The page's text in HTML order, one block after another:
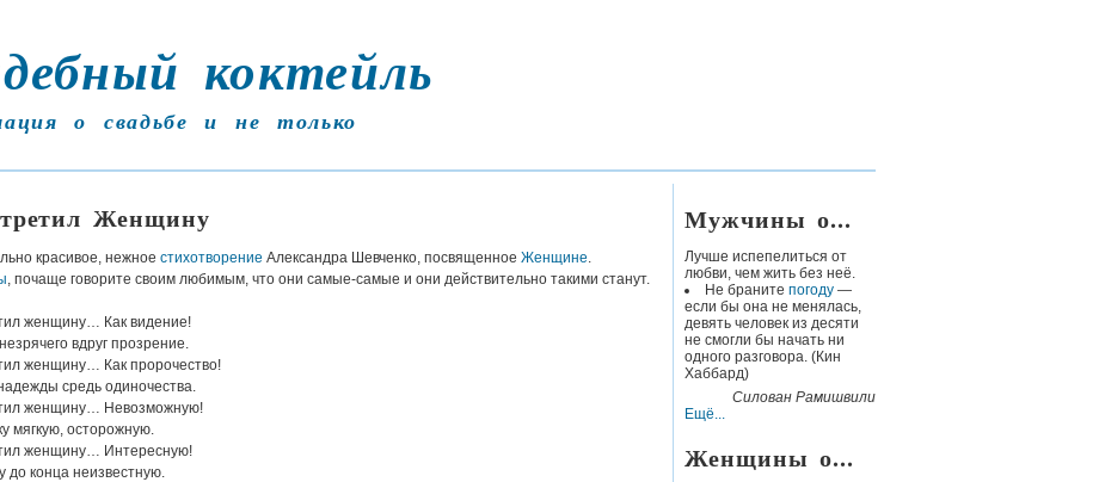
коктейль
о свадьбе и не только
Женщину
красивое, нежное стихотворение Александра Шевченко, посвященное Женщине.
, почаще говорите своим любимым, что они самые-самые и они действительно такими станут.
женщину… Как видение!
вдруг прозрение.
женщину… Как пророчество!
средь одиночества.
женщину… Невозможную!
мягкую, осторожную.
женщину… Интересную!
до конца неизвестную.
Мужчины о...
Лучше испепелиться от
любви, чем жить без неё.
Не браните погоду —
если бы она не менялась,
девять человек из десяти
не смогли бы начать ни
одного разговора. (Кин
Хаббард)
Силован Рамишвили
Ещё...
Женщины о...